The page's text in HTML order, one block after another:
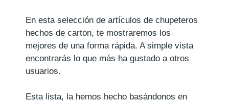
En esta selección de artículos de chupeteros
hechos de carton, te mostraremos los
mejores de una forma rápida. A simple vista
encontrarás lo que más ha gustado a otros
usuarios.
Esta lista, la hemos hecho basándonos en